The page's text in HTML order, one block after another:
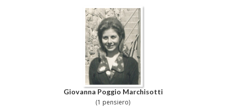
Giovanna Poggio Marchisotti
(1 pensiero)